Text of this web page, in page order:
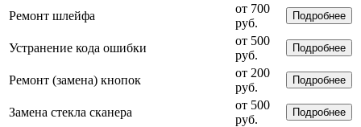
Ремонт шлейфа
от 700
руб.
Подробнее
Устранение кода ошибки
от 500
руб.
Подробнее
Ремонт (замена) кнопок
от 200
руб.
Подробнее
Замена стекла сканера
от 500
руб.
Подробнее